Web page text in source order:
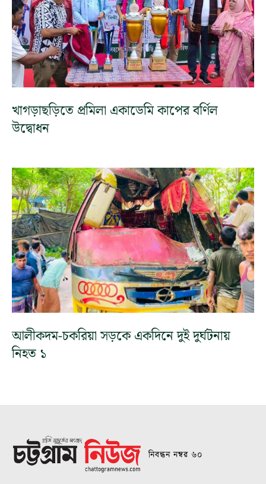
খাগড়াছড়িতে প্রমিলা একাডেমি কাপের বর্ণিল
উদ্বোধন
আলীকদম-চকরিয়া সড়কে একদিনে দুই দুর্ঘটনায়
নিহত ১
নিবন্ধন নম্বর ৬০